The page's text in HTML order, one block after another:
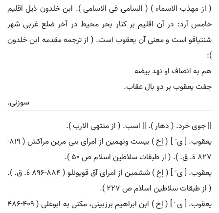
( از مهذب الاسماء ) ( السامی فی الاسامی ). ابن خلدون ذیل اقلیم
خامس آرد: در آن اقلیم بر کنار بحر محیط در آخر ضلع غربی شهر
شنتیاقو است و معنی آن یعقوب است. ( از ترجمه مقدمه ابن خلدون
):
هم به انصاف او نهد بیضه
جفت یعقوب بر دو بال عقاب.
سوزنی.
|| جوی خرد. ( دهار ). || اسب. ( از منتهی الارب ).
یعقوب. [ ی َ ] ( اِخ ) بیست ونهمین از امرای بنی مرین مراکش ( 819-
827 هَ. ق. ). ( از طبقات سلاطین اسلام ص 50 ).
یعقوب. [ ی َ ] ( اِخ ) ششمین از امرای آق قویونلو ( 884-896 هَ. ق. ).
( از طبقات سلاطین اسلام ص 227 ).
یعقوب. [ ی َ ] ( اِخ ) ابن ابراهیم برزبینی، مکنی به ابوعلی ( 409-486